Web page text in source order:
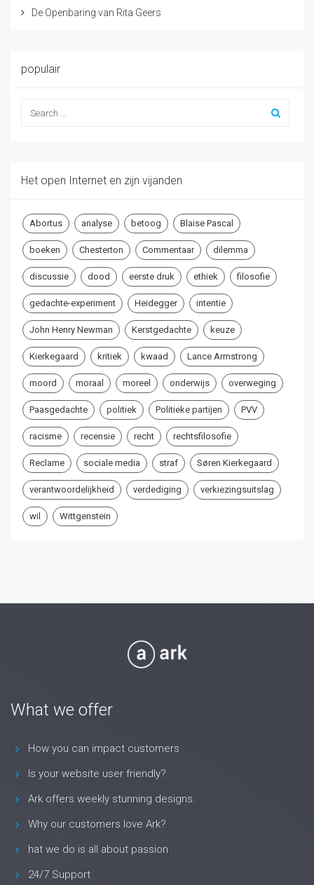
De Openbaring van Rita Geers
populair
Het open Internet en zijn vijanden
Abortus analyse betoog Blaise Pascal
boeken Chesterton Commentaar dilemma
discussie dood eerste druk ethiek filosofie
gedachte-experiment Heidegger intentie
John Henry Newman Kerstgedachte keuze
Kierkegaard kritiek kwaad Lance Armstrong
moord moraal moreel onderwijs overweging
Paasgedachte politiek Politieke partijen PVV
racisme recensie recht rechtsfilosofie
Reclame sociale media straf Søren Kierkegaard
verantwoordelijkheid verdediging verkiezingsuitslag
wil Wittgenstein
What we offer
How you can impact customers
Is your website user friendly?
Ark offers weekly stunning designs.
Why our customers love Ark?
hat we do is all about passion
24/7 Support